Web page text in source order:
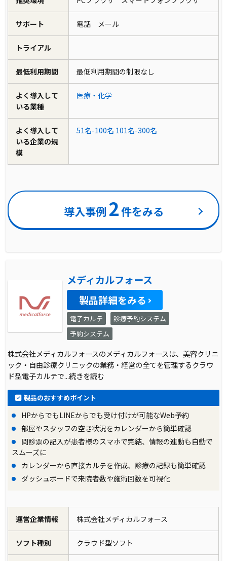
サポート 電話 メール
トライアル
最低利用期間 最低利用期間の制限なし
よく導入して
いる業種
医療・化学
よく導入して
いる企業の規
模
51名-100名 101名-300名
導入事例 2件をみる
メディカルフォース
製品詳細をみる
電子カルテ
診療予約システム
予約システム
株式会社メディカルフォースのメディカルフォースは、美容クリニ
ック・自由診療クリニックの業務・経営の全てを管理するクラウ
ド型電子カルテで...続きを読む
製品のおすすめポイント
HPからでもLINEからでも受け付けが可能なWeb予約
部屋やスタッフの空き状況をカレンダーから簡単確認
問診票の記入が患者様のスマホで完結、情報の連動も自動で
スムーズに
カレンダーから直接カルテを作成、診療の記録も簡単確認
ダッシュボードで来院者数や施術回数を可視化
運営企業情報 株式会社メディカルフォース
ソフト種別 クラウド型ソフト